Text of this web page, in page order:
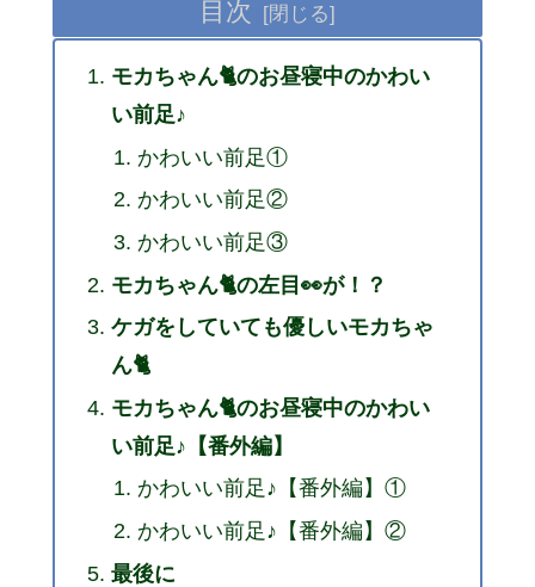
目次
モカちゃん🐈のお昼寝中のかわい
い前足♪
かわいい前足①
かわいい前足②
かわいい前足③
モカちゃん🐈の左目👀が！？
ケガをしていても優しいモカちゃ
ん🐈
モカちゃん🐈のお昼寝中のかわい
い前足♪【番外編】
かわいい前足♪【番外編】①
かわいい前足♪【番外編】②
最後に